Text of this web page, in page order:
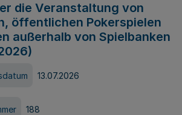
die Veranstaltung von
öffentlichen Pokerspielen
außerhalb von Spielbanken
13.07.2026
188